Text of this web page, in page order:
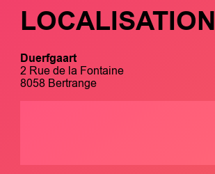
LOCALISATION
Duerfgaart
2 Rue de la Fontaine
8058 Bertrange